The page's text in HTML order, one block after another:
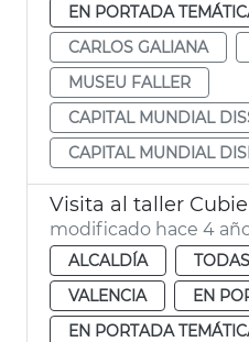
EN PORTADA
CARLOS GALIANA
MUSEU FALLER
CAPITAL MUNDIAL
CAPITAL MUNDIAL
Visita al taller
modificado hace 4
ALCALDÍA
VALENCIA
EN
EN PORTADA